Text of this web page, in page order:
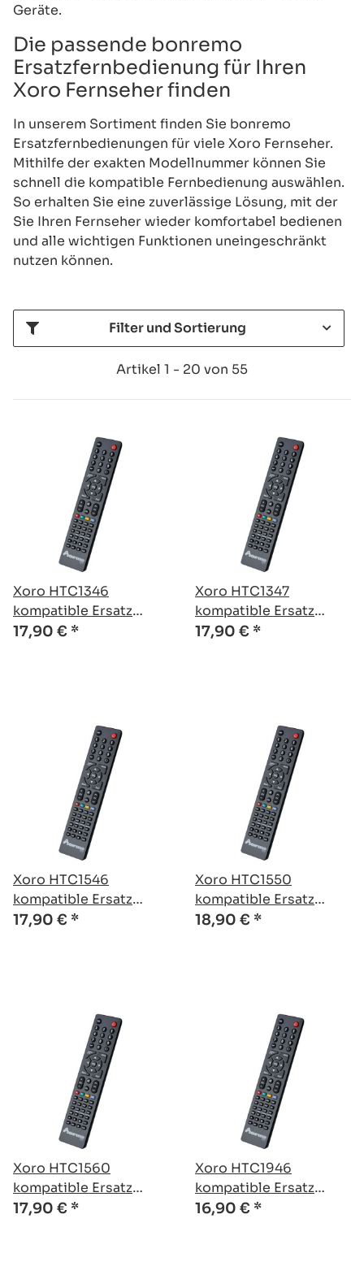
Geräte.
Die passende bonremo
Ersatzfernbedienung für Ihren
Xoro Fernseher finden
In unserem Sortiment finden Sie bonremo
Ersatzfernbedienungen für viele Xoro Fernseher.
Mithilfe der exakten Modellnummer können Sie
schnell die kompatible Fernbedienung auswählen.
So erhalten Sie eine zuverlässige Lösung, mit der
Sie Ihren Fernseher wieder komfortabel bedienen
und alle wichtigen Funktionen uneingeschränkt
nutzen können.
Filter und Sortierung
Artikel 1 - 20 von 55
Xoro HTC1346
kompatible Ersatz
Fernbedienung
17,90 € *
Xoro HTC1347
kompatible Ersatz
Fernbedienung
17,90 € *
Xoro HTC1546
kompatible Ersatz
Fernbedienung
17,90 € *
Xoro HTC1550
kompatible Ersatz
Fernbedienung
18,90 € *
Xoro HTC1560
kompatible Ersatz
Fernbedienung
17,90 € *
Xoro HTC1946
kompatible Ersatz
Fernbedienung
16,90 € *